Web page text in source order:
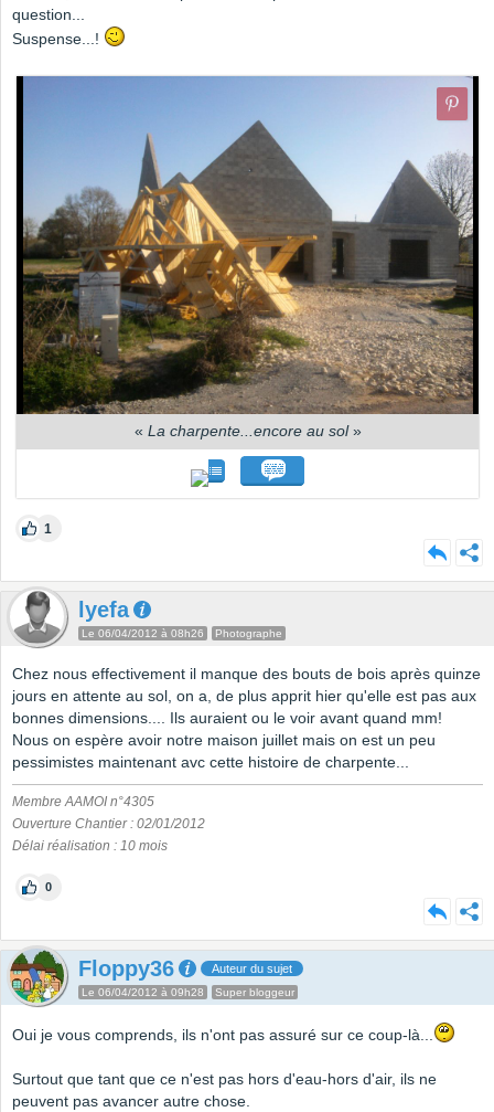
question...
Suspense...!
« La charpente...encore au sol»
1
lyefa
Le 06/04/2012 à 08h26 Photographe
Chez nous effectivement il manque des bouts de bois après quinze
jours en attente au sol, on a, de plus apprit hier qu'elle est pas aux
bonnes dimensions.... Ils auraient ou le voir avant quand mm!
Nous on espère avoir notre maison juillet mais on est un peu
pessimistes maintenant avc cette histoire de charpente...
Membre AAMOI n°4305
Ouverture Chantier : 02/01/2012
Délai réalisation : 10 mois
0
Floppy36 Auteur du sujet
Le 06/04/2012 à 09h28 Super bloggeur
Oui je vous comprends, ils n'ont pas assuré sur ce coup-là...
Surtout que tant que ce n'est pas hors d'eau-hors d'air, ils ne
peuvent pas avancer autre chose.